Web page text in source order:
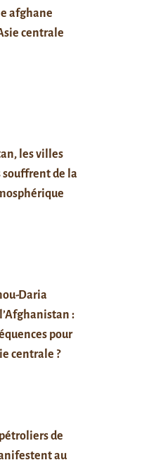
afghane
centrale
les villes
de la
Daria
:
pour
centrale ?
de
au